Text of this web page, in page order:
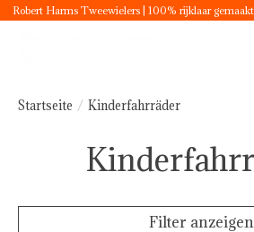
Robert Harms Tweewielers | 100% rijklaar
Startseite / Kinderfahrräder
Filter anzeigen